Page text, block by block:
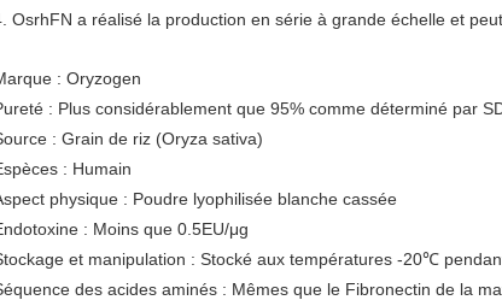
OsrhFN a réalisé la production en série à grande échelle et
: Oryzogen
: Plus considérablement que 95% comme déterminé par
: Grain de riz (Oryza sativa)
: Humain
physique : Poudre lyophilisée blanche cassée
: Moins que 0.5EU/μg
et manipulation : Stocké aux températures -20℃
des acides aminés : Mêmes que le Fibronectin de la